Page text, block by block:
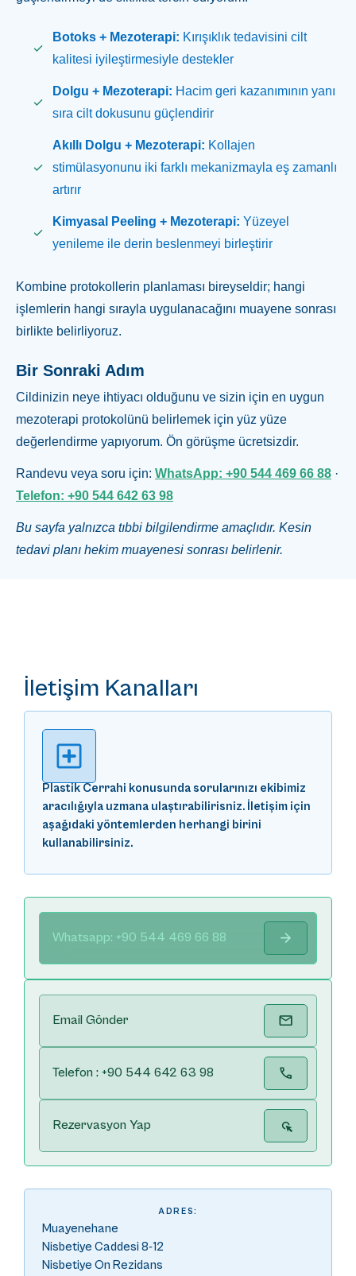
Botoks + Mezoterapi: Kırışıklık tedavisini cilt
kalitesi iyileştirmesiyle destekler
Dolgu + Mezoterapi: Hacim geri kazanımının yanı
sıra cilt dokusunu güçlendirir
Akıllı Dolgu + Mezoterapi: Kollajen
stimülasyonunu iki farklı mekanizmayla eş zamanlı
artırır
Kimyasal Peeling + Mezoterapi: Yüzeyel
yenileme ile derin beslenmeyi birleştirir
Kombine protokollerin planlaması bireyseldir; hangi
işlemlerin hangi sırayla uygulanacağını muayene sonrası
birlikte belirliyoruz.
Bir Sonraki Adım
Cildinizin neye ihtiyacı olduğunu ve sizin için en uygun
mezoterapi protokolünü belirlemek için yüz yüze
değerlendirme yapıyorum. Ön görüşme ücretsizdir.
Randevu veya soru için: WhatsApp: +90 544 469 66 88 ·
Telefon: +90 544 642 63 98
Bu sayfa yalnızca tıbbi bilgilendirme amaçlıdır. Kesin
tedavi planı hekim muayenesi sonrası belirlenir.
İletişim Kanalları
Plastik Cerrahi konusunda sorularınızı ekibimiz
aracılığıyla uzmana ulaştırabilirisniz. İletişim için
aşağıdaki yöntemlerden herhangi birini
kullanabilirsiniz.
Whatsapp: +90 544 469 66 88
Email Gönder
Telefon : +90 544 642 63 98
Rezervasyon Yap
ADRES:
Muayenehane
Nisbetiye Caddesi 8-12
Nisbetiye On Rezidans